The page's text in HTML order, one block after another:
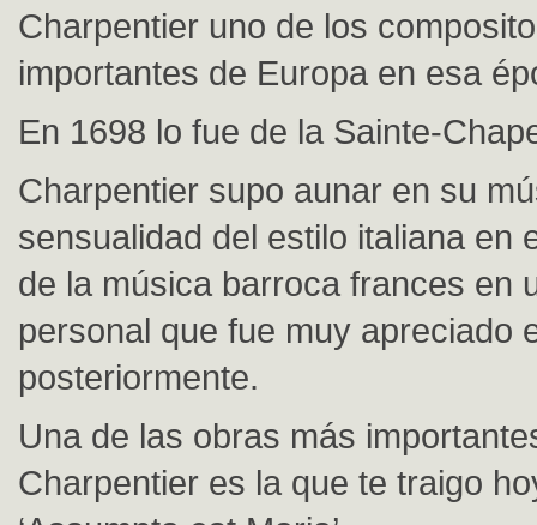
Charpentier uno de los
importantes de Europa en esa
En 1698 lo fue de la Sainte-
Charpentier supo aunar en su
sensualidad del estilo italiana en
de la música barroca frances en
personal que fue muy apreciado
posteriormente.
Una de las obras más
Charpentier es la que te traigo